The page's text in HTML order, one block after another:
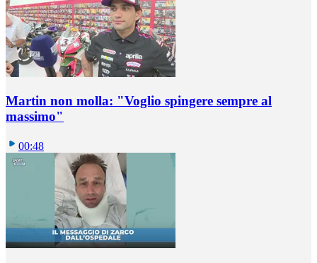
Martin non molla: "Voglio spingere sempre al
massimo"
00:48